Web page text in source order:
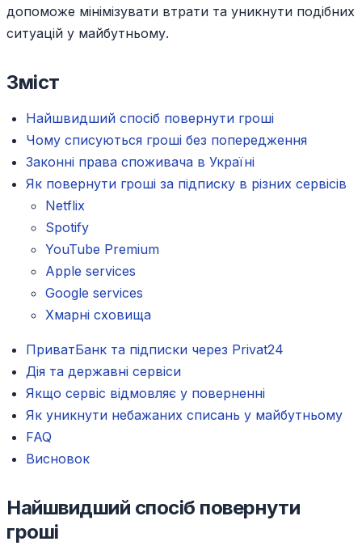
допоможе мінімізувати втрати та уникнути подібних
ситуацій у майбутньому.
Зміст
Найшвидший спосіб повернути гроші
Чому списуються гроші без попередження
Законні права споживача в Україні
Як повернути гроші за підписку в різних сервісів
Netflix
Spotify
YouTube Premium
Apple services
Google services
Хмарні сховища
ПриватБанк та підписки через Privat24
Дія та державні сервіси
Якщо сервіс відмовляє у поверненні
Як уникнути небажаних списань у майбутньому
FAQ
Висновок
Найшвидший спосіб повернути
гроші